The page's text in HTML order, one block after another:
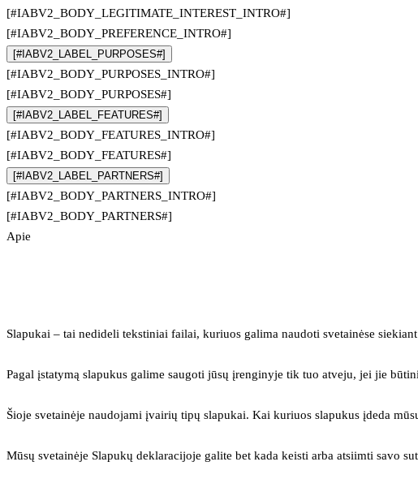
[#IABV2_BODY_LEGITIMATE_INTEREST_INTRO#]
[#IABV2_BODY_PREFERENCE_INTRO#]
[#IABV2_LABEL_PURPOSES#]
[#IABV2_BODY_PURPOSES_INTRO#]
[#IABV2_BODY_PURPOSES#]
[#IABV2_LABEL_FEATURES#]
[#IABV2_BODY_FEATURES_INTRO#]
[#IABV2_BODY_FEATURES#]
[#IABV2_LABEL_PARTNERS#]
[#IABV2_BODY_PARTNERS_INTRO#]
[#IABV2_BODY_PARTNERS#]
Apie
Slapukai – tai nedideli tekstiniai failai, kuriuos galima naudoti svetainėse
Pagal įstatymą slapukus galime saugoti jūsų įrenginyje tik tuo atveju, jei jie
Šioje svetainėje naudojami įvairių tipų slapukai. Kai kuriuos slapukus įdeda
Mūsų svetainėje Slapukų deklaracijoje galite bet kada keisti arba atsiimti savo